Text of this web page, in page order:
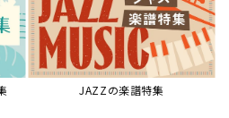
JAZZの楽譜特集